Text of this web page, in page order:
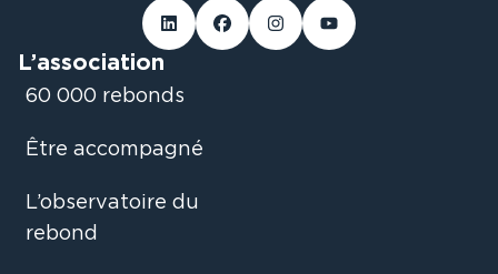
Linked-inFacebookInstagramYoutube
L’association
60 000 rebonds
Être accompagné
L’observatoire du
rebond